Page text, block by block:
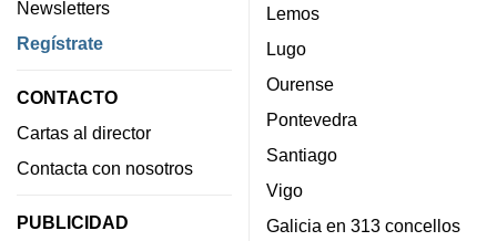
Newsletters
Regístrate
CONTACTO
Cartas al director
Contacta con nosotros
PUBLICIDAD
Lemos
Lugo
Ourense
Pontevedra
Santiago
Vigo
Galicia en 313 concellos